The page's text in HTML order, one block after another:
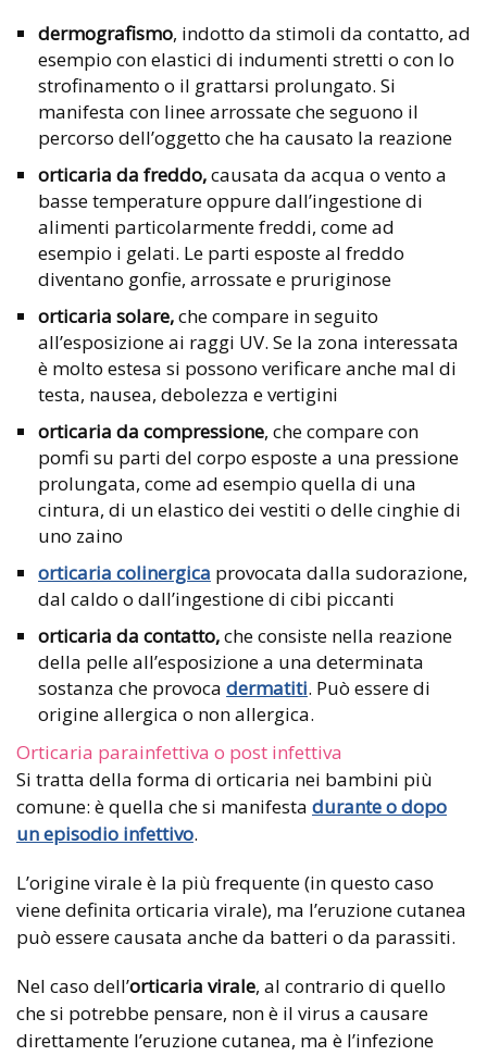
dermografismo, indotto da stimoli da contatto, ad
esempio con elastici di indumenti stretti o con lo
strofinamento o il grattarsi prolungato. Si
manifesta con linee arrossate che seguono il
percorso dell’oggetto che ha causato la reazione
orticaria da freddo,causata da acqua o vento a
basse temperature oppure dall’ingestione di
alimenti particolarmente freddi, come ad
esempio i gelati. Le parti esposte al freddo
diventano gonfie, arrossate e pruriginose
orticaria solare,che compare in seguito
all’esposizione ai raggi UV. Se la zona interessata
è molto estesa si possono verificare anche mal di
testa, nausea, debolezza e vertigini
orticaria da compressione, che compare con
pomfi su parti del corpo esposte a una pressione
prolungata, come ad esempio quella di una
cintura, di un elastico dei vestiti o delle cinghie di
uno zaino
orticaria colinergica provocata dalla sudorazione,
dal caldo o dall’ingestione di cibi piccanti
orticaria da contatto,che consiste nella reazione
della pelle all’esposizione a una determinata
sostanza che provoca dermatiti. Può essere di
origine allergica o non allergica.
Orticaria parainfettiva o post infettiva
Si tratta della forma di orticaria nei bambini più
comune: è quella che si manifesta durante o dopo
un episodio infettivo.
L’origine virale è la più frequente (in questo caso
viene definita orticaria virale), ma l’eruzione cutanea
può essere causata anche da batteri o da parassiti.
Nel caso dell’orticaria virale, al contrario di quello
che si potrebbe pensare, non è il virus a causare
direttamente l’eruzione cutanea, ma è l’infezione